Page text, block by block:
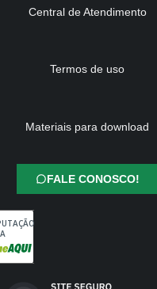
Central de Atendimento
Termos de uso
Materiais para download
FALE CONOSCO!